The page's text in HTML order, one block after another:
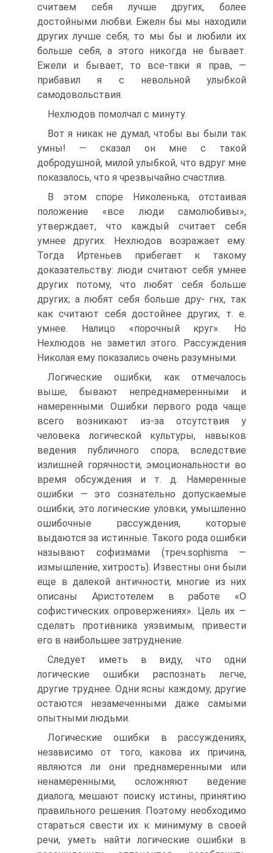
считаем себя лучше других, более
достойными любви. Ежелн бы мы находили
других лучше себя, то мы бы и любили их
больше себя, а этого никогда не бывает.
Ежели и бывает, то все-таки я прав, —
прибавил я с невольной улыбкой
самодовольствия.
Нехлюдов помолчал с минуту.
Вот я никак не думал, чтобы вы были так
умны! — сказал он мне с такой
добродушной, милой улыбкой, что вдруг мне
показалось, что я чрезвычайно счастлив.
В этом споре Николенька, отстаивая
положение «все люди самолюбивы»,
утверждает, что каждый считает себя
умнее других. Нехлюдов возражает ему.
Тогда Иртеньев прибегает к такому
доказательству: люди считают себя умнее
других потому, что любят себя больше
других; а любят себя больше дру- гнх, так
как считают себя достойнее других, т. е.
умнее. Налицо «порочный круг». Но
Нехлюдов не заметил этого. Рассуждения
Николая ему показались очень разумными.
Логические ошибки, как отмечалось
выше, бывают непреднамеренными и
намеренными. Ошибки первого рода чаще
всего возникают из-за отсутствия у
человека логической культуры, навыков
ведения публичного спора, вследствие
излишней горячности, эмоциональности во
время обсуждения и т. д. Намеренные
ошибки — это сознательно допускаемые
ошибки, это логические уловки, умышленно
ошибочные рассуждения, которые
выдаются за истинные. Такого рода ошибки
называют софизмами (треч.sophisma —
измышление, хитрость). Известны они были
еще в далекой античности, многие из них
описаны Аристотелем в работе «О
софистических опровержениях». Цель их —
сделать противника уязвимым, привести
его в наибольшее затруднение.
Следует иметь в виду, что одни
логические ошибки распознать легче,
другие труднее. Одни ясны каждому, другие
остаются незамеченными даже самыми
опытными людьми.
Логические ошибки в рассуждениях,
независимо от того, какова их причина,
являются ли они преднамеренными или
ненамеренными, осложняют ведение
диалога, мешают поиску истины, принятию
правильного решения. Поэтому необходимо
стараться свести их к минимуму в своей
речи, уметь найти логические ошибки в